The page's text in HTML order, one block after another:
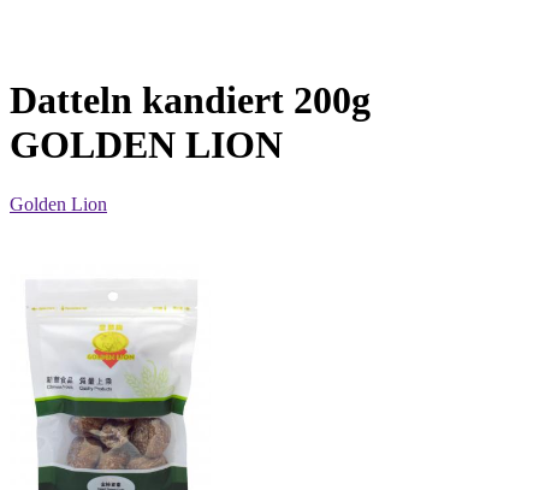
Datteln kandiert 200g
GOLDEN LION
Golden Lion